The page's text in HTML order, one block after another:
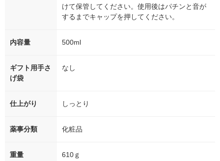
けて保管してください。使用後はパチンと音が
するまでキャップを押してください。
内容量 500ml
ギフト用手さ
げ袋
なし
仕上がり しっとり
薬事分類 化粧品
重量 610ｇ